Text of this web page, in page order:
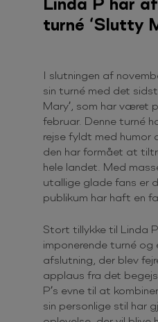
turné ‘Slutty
I slutningen af
sin turné med det
Mary’, som har været
februar. Denne turné
rejse fyldt med humor
den har formået at
hele landet. Med
utallige glade fans er
publikum har haft en
Stort tillykke til Linda
imponerende turné og
afslutning, der blev
applaus fra det
P’s evne til at
sin personlige stil har